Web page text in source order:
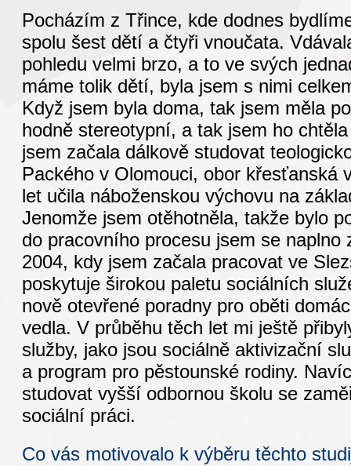
Pocházím z Třince, kde dodnes
spolu šest dětí a čtyři vnoučata.
pohledu velmi brzo, a to ve svých
máme tolik dětí, byla jsem s nimi
Když jsem byla doma, tak jsem měla
hodně stereotypní, a tak jsem ho
jsem začala dálkově studovat
Packého v Olomouci, obor křesťanská
let učila náboženskou výchovu na
Jenomže jsem otěhotněla, takže bylo
do pracovního procesu jsem se naplno
2004, kdy jsem začala pracovat ve
poskytuje širokou paletu sociálních
nově otevřené poradny pro oběti
vedla. V průběhu těch let mi ještě
služby, jako jsou sociálně aktivizační
a program pro pěstounské rodiny.
studovat vyšší odbornou školu se
sociální práci.
Co vás motivovalo k výběru těchto